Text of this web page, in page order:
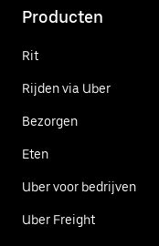
Producten
Rit
Rijden via Uber
Bezorgen
Eten
Uber voor bedrijven
Uber Freight